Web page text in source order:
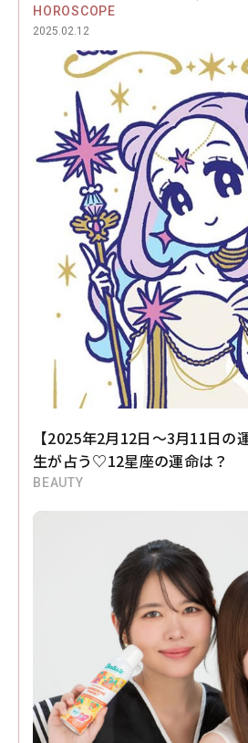
HOROSCOPE
2025.02.12
【2025年2月12日～3月11日の
生が占う♡12星座の運命は？
BEAUTY